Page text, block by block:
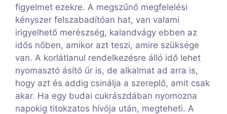
figyelmet ezekre. A megszűnő megfelelési
kényszer felszabadítóan hat, van valami
irigyelhető merészség, kalandvágy ebben az
idős nőben, amikor azt teszi, amire szüksége
van. A korlátlanul rendelkezésre álló idő lehet
nyomasztó ásító űr is, de alkalmat ad arra is,
hogy azt és addig csinálja a szereplő, amit csak
akar. Ha egy budai cukrászdában nyomozna
napokig titokzatos hívója után, megteheti. A